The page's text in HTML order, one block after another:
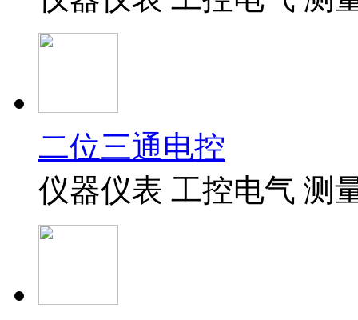
二位三通电控
仪器仪表 工控电气 测